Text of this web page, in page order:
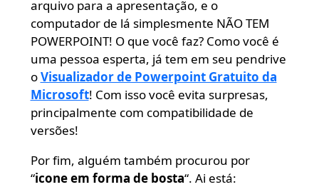
arquivo para a apresentação, e o
computador de lá simplesmente NÃO TEM
POWERPOINT! O que você faz? Como você é
uma pessoa esperta, já tem em seu pendrive
oVisualizador de Powerpoint Gratuito da
Microsoft! Com isso você evita surpresas,
principalmente com compatibilidade de
versões!
Por fim, alguém também procurou por
“icone em forma de bosta“. Ai está: